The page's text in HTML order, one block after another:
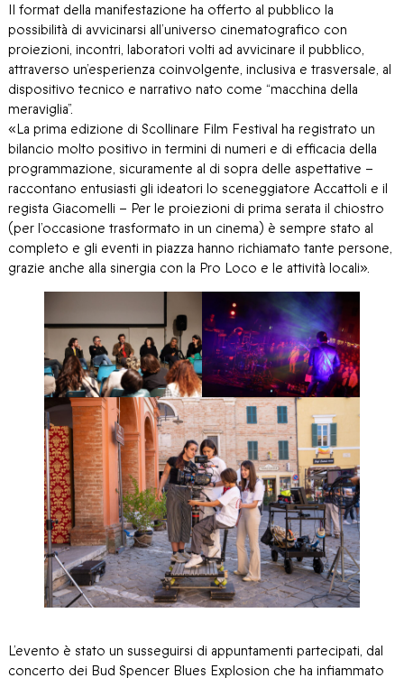
Il format della manifestazione ha offerto al pubblico la
possibilità di avvicinarsi all’universo cinematografico con
proiezioni, incontri, laboratori volti ad avvicinare il pubblico,
attraverso un’esperienza coinvolgente, inclusiva e trasversale, al
dispositivo tecnico e narrativo nato come “macchina della
meraviglia”.
«La prima edizione di Scollinare Film Festival ha registrato un
bilancio molto positivo in termini di numeri e di efficacia della
programmazione, sicuramente al di sopra delle aspettative –
raccontano entusiasti gli ideatori lo sceneggiatore Accattoli e il
regista Giacomelli – Per le proiezioni di prima serata il chiostro
(per l’occasione trasformato in un cinema) è sempre stato al
completo e gli eventi in piazza hanno richiamato tante persone,
grazie anche alla sinergia con la Pro Loco e le attività locali».
L’evento è stato un susseguirsi di appuntamenti partecipati, dal
concerto dei Bud Spencer Blues Explosion che ha infiammato